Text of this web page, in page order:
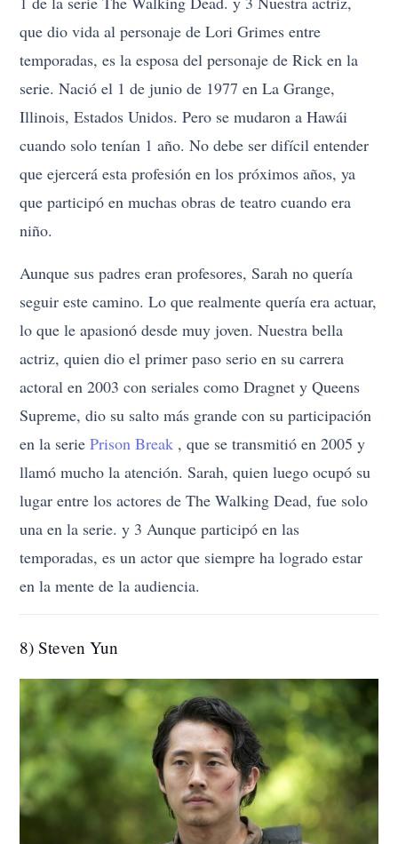
que dio vida al personaje de Lori Grimes entre
temporadas, es la esposa del personaje de Rick en la
serie. Nació el 1 de junio de 1977 en La Grange,
Illinois, Estados Unidos. Pero se mudaron a Hawái
cuando solo tenían 1 año. No debe ser difícil entender
que ejercerá esta profesión en los próximos años, ya
que participó en muchas obras de teatro cuando era
niño.
Aunque sus padres eran profesores, Sarah no quería
seguir este camino. Lo que realmente quería era actuar,
lo que le apasionó desde muy joven. Nuestra bella
actriz, quien dio el primer paso serio en su carrera
actoral en 2003 con seriales como Dragnet y Queens
Supreme, dio su salto más grande con su participación
en la seriePrison Break , que se transmitió en 2005 y
llamó mucho la atención. Sarah, quien luego ocupó su
lugar entre los actores de The Walking Dead, fue solo
una en la serie. y 3 Aunque participó en las
temporadas, es un actor que siempre ha logrado estar
en la mente de la audiencia.
8) Steven Yun